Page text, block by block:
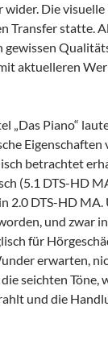
wider. Die
Transfer statte.
aktuelleren
„Das Piano“
Eigenschaften
betrachtet
(5.1 DTS-HD
2.0 DTS-HD
und zwar
für
erwarten,
seichten Töne,
und die